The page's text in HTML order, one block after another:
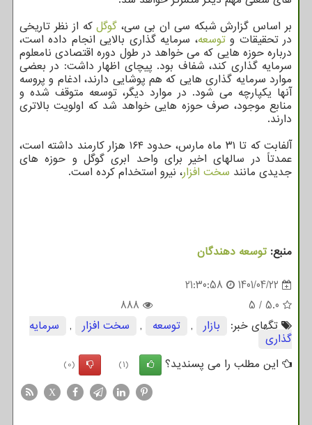
بر اساس گزارش شبکه سی ان بی سی، گوگلکه از نظر تاریخی
در تحقیقات وتوسعه، سرمایه گذاری بالایی انجام داده است،
درباره حوزه هایی که می خواهد در طول دوره اقتصادی نامعلوم
سرمایه گذاری کند، شفاف بود. پیچای اظهار داشت: در بعضی
موارد سرمایه گذاری هایی که هم پوشایی دارند، ادغام و پروسه
آنها یکپارچه می شود. در موارد دیگر، توسعه متوقف شده و
منابع موجود، صرف حوزه هایی خواهد شد که اولویت بالاتری
دارند.
آلفابت که تا ۳۱ ماه مارس، حدود ۱۶۴ هزار کارمند داشته است،
عمدتاً در سالهای اخیر برای واحد ابری گوگل و حوزه های
جدیدی مانند سخت افزار، نیرو استخدام کرده است.
منبع: توسعه دهندگان
1401/04/22
21:30:58
5.0
/
5
888
تگهای خبر:
بازار , توسعه , سخت افزار , سرمایه
گذاری
این مطلب را می پسندید؟
(1)
(0)
X